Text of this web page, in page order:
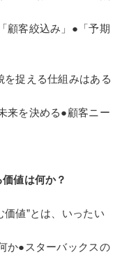
客絞込み」●「予期
捉える仕組みはある
を決める●顧客ニー
値は何か？
値”とは、いったい
●スターバックスの